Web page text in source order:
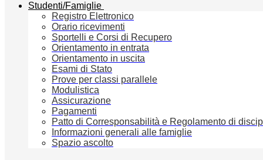
Studenti/Famiglie
Registro Elettronico
Orario ricevimenti
Sportelli e Corsi di Recupero
Orientamento in entrata
Orientamento in uscita
Esami di Stato
Prove per classi parallele
Modulistica
Assicurazione
Pagamenti
Patto di Corresponsabilità e Regolamento di
Informazioni generali alle famiglie
Spazio ascolto